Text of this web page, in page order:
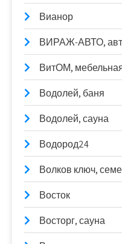
Вианор
ВИРАЖ-АВТО,
ВитОМ,
Водолей, баня
Водолей, сауна
Водород24
Волков ключ,
Восток
Восторг, сауна